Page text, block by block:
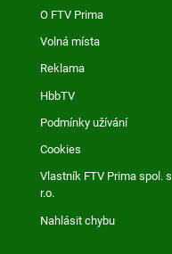
O FTV Prima
Volná místa
Reklama
HbbTV
Podmínky užívání
Cookies
Vlastník FTV Prima spol. s
r.o.
Nahlásit chybu